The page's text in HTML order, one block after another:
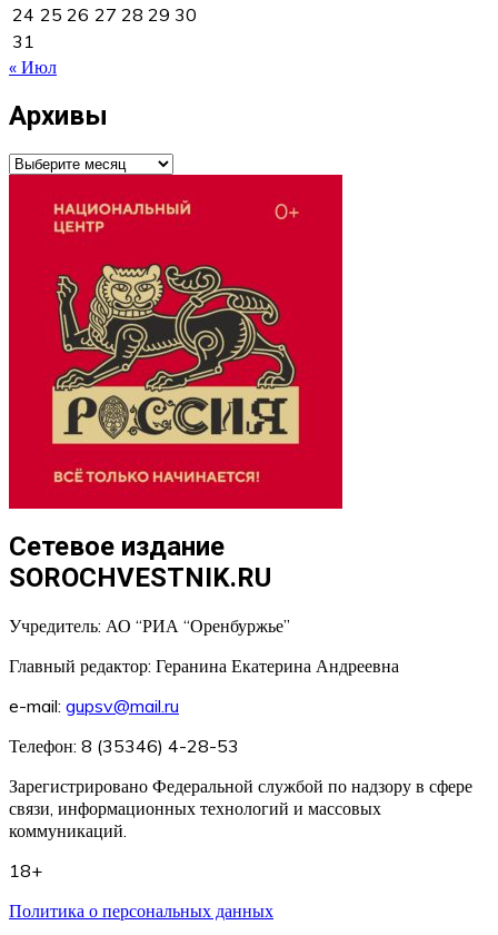
24 25 26 27 28 29 30
31
« Июл
Архивы
Архивы
Сетевое издание
SOROCHVESTNIK.RU
Учредитель: АО “РИА “Оренбуржье”
Главный редактор: Геранина Екатерина Андреевна
e-mail: gupsv@mail.ru
Телефон: 8 (35346) 4-28-53
Зарегистрировано Федеральной службой по надзору в сфере
связи, информационных технологий и массовых
коммуникаций.
18+
Политика о персональных данных